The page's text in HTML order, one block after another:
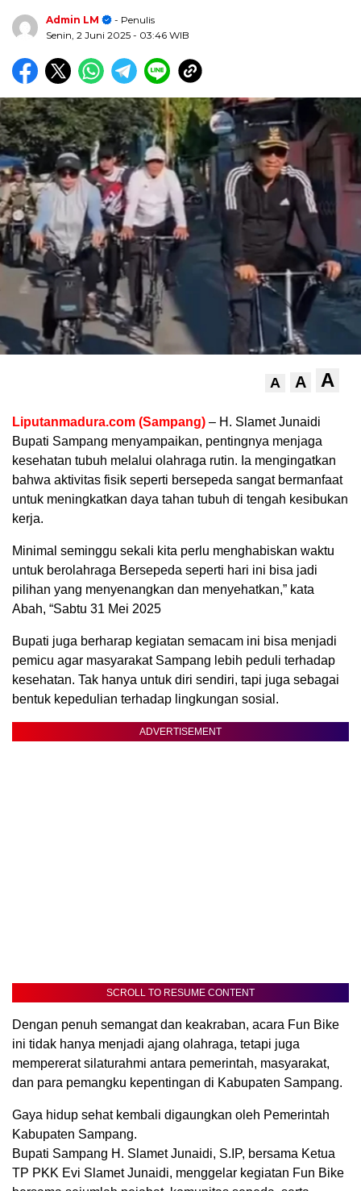
Admin LM
- Penulis
Senin, 2 Juni 2025 - 03:46 WIB
A A A
Liputanmadura.com (Sampang) – H. Slamet Junaidi
Bupati Sampang menyampaikan, pentingnya menjaga
kesehatan tubuh melalui olahraga rutin. Ia mengingatkan
bahwa aktivitas fisik seperti bersepeda sangat bermanfaat
untuk meningkatkan daya tahan tubuh di tengah kesibukan
kerja.
Minimal seminggu sekali kita perlu menghabiskan waktu
untuk berolahraga Bersepeda seperti hari ini bisa jadi
pilihan yang menyenangkan dan menyehatkan,” kata
Abah, “Sabtu 31 Mei 2025
Bupati juga berharap kegiatan semacam ini bisa menjadi
pemicu agar masyarakat Sampang lebih peduli terhadap
kesehatan. Tak hanya untuk diri sendiri, tapi juga sebagai
bentuk kepedulian terhadap lingkungan sosial.
ADVERTISEMENT
SCROLL TO RESUME CONTENT
Dengan penuh semangat dan keakraban, acara Fun Bike
ini tidak hanya menjadi ajang olahraga, tetapi juga
mempererat silaturahmi antara pemerintah, masyarakat,
dan para pemangku kepentingan di Kabupaten Sampang.
Gaya hidup sehat kembali digaungkan oleh Pemerintah
Kabupaten Sampang.
Bupati Sampang H. Slamet Junaidi, S.IP, bersama Ketua
TP PKK Evi Slamet Junaidi, menggelar kegiatan Fun Bike